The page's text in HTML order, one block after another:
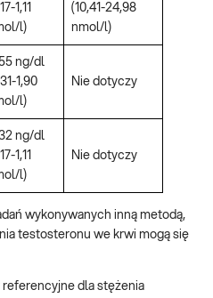
1,11
l)
(10,41-24,98
nmol/l)
ng/dl
1,90
l)
Nie dotyczy
ng/dl
1,11
l)
Nie dotyczy
wykonywanych inną metodą,
testosteronu we krwi mogą się
referencyjne dla stężenia